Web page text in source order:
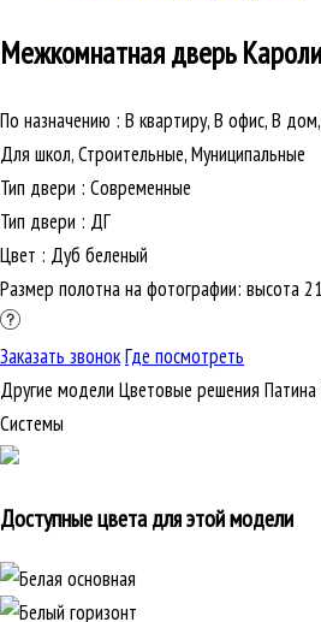
Межкомнатная дверь
По назначению : В квартиру, В офис, В
Для школ, Строительные, Муниципальные
Тип двери : Современные
Тип двери : ДГ
Цвет : Дуб беленый
Размер полотна на фотографии: высота
Заказать звонокГде посмотреть
Другие модели Цветовые решения Патина
Cистемы
Доступные цвета для этой модели